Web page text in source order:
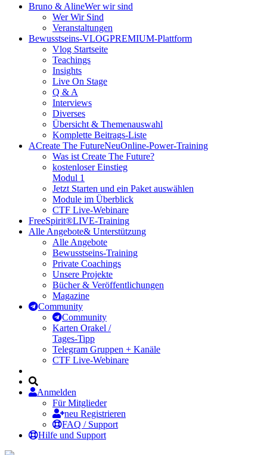
Bruno & AlineWer wir sind
Wer Wir Sind
Veranstaltungen
Bewusstseins-VLOGPREMIUM-Plattform
Vlog Startseite
Teachings
Insights
Live On Stage
Q & A
Interviews
Diverses
Übersicht & Themenauswahl
Komplette Beitrags-Liste
ACreate The FutureNeuOnline-Power-Training
Was ist Create The Future?
kostenloser Einstieg
Modul 1
Jetzt Starten und ein Paket auswählen
Module im Überblick
CTF Live-Webinare
FreeSpirit®LIVE-Training
Alle Angebote& Unterstützung
Alle Angebote
Bewusstseins-Training
Private Coachings
Unsere Projekte
Bücher & Veröffentlichungen
Magazine
Community
Community
Karten Orakel /
Tages-Tipp
Telegram Gruppen + Kanäle
CTF Live-Webinare
Anmelden
Für Mitglieder
neu Registrieren
FAQ / Support
Hilfe und Support